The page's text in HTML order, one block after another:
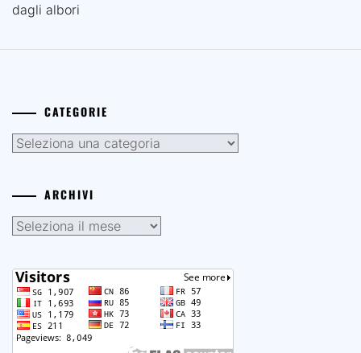
dagli albori
CATEGORIE
Categorie
ARCHIVI
Archivi